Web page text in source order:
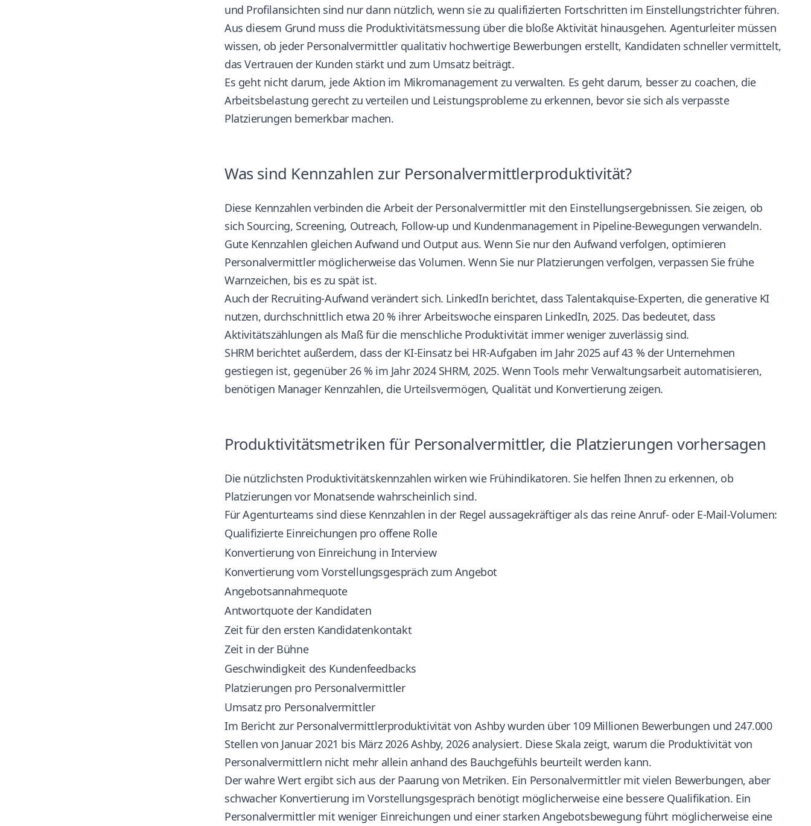
und Profilansichten sind nur dann nützlich, wenn sie zu qualifizierten Fortschritten im Einstellungstrichter führen.
Aus diesem Grund muss die Produktivitätsmessung über die bloße Aktivität hinausgehen. Agenturleiter müssen
wissen, ob jeder Personalvermittler qualitativ hochwertige Bewerbungen erstellt, Kandidaten schneller vermittelt,
das Vertrauen der Kunden stärkt und zum Umsatz beiträgt.
Es geht nicht darum, jede Aktion im Mikromanagement zu verwalten. Es geht darum, besser zu coachen, die
Arbeitsbelastung gerecht zu verteilen und Leistungsprobleme zu erkennen, bevor sie sich als verpasste
Platzierungen bemerkbar machen.
Was sind Kennzahlen zur Personalvermittlerproduktivität?
Diese Kennzahlen verbinden die Arbeit der Personalvermittler mit den Einstellungsergebnissen. Sie zeigen, ob
sich Sourcing, Screening, Outreach, Follow-up und Kundenmanagement in Pipeline-Bewegungen verwandeln.
Gute Kennzahlen gleichen Aufwand und Output aus. Wenn Sie nur den Aufwand verfolgen, optimieren
Personalvermittler möglicherweise das Volumen. Wenn Sie nur Platzierungen verfolgen, verpassen Sie frühe
Warnzeichen, bis es zu spät ist.
Auch der Recruiting-Aufwand verändert sich. LinkedIn berichtet, dass Talentakquise-Experten, die generative KI
nutzen, durchschnittlich etwa 20 % ihrer Arbeitswoche einsparen LinkedIn, 2025. Das bedeutet, dass
Aktivitätszählungen als Maß für die menschliche Produktivität immer weniger zuverlässig sind.
SHRM berichtet außerdem, dass der KI-Einsatz bei HR-Aufgaben im Jahr 2025 auf 43 % der Unternehmen
gestiegen ist, gegenüber 26 % im Jahr 2024 SHRM, 2025. Wenn Tools mehr Verwaltungsarbeit automatisieren,
benötigen Manager Kennzahlen, die Urteilsvermögen, Qualität und Konvertierung zeigen.
Produktivitätsmetriken für Personalvermittler, die Platzierungen vorhersagen
Die nützlichsten Produktivitätskennzahlen wirken wie Frühindikatoren. Sie helfen Ihnen zu erkennen, ob
Platzierungen vor Monatsende wahrscheinlich sind.
Für Agenturteams sind diese Kennzahlen in der Regel aussagekräftiger als das reine Anruf- oder E-Mail-Volumen:
Qualifizierte Einreichungen pro offene Rolle
Konvertierung von Einreichung in Interview
Konvertierung vom Vorstellungsgespräch zum Angebot
Angebotsannahmequote
Antwortquote der Kandidaten
Zeit für den ersten Kandidatenkontakt
Zeit in der Bühne
Geschwindigkeit des Kundenfeedbacks
Platzierungen pro Personalvermittler
Umsatz pro Personalvermittler
Im Bericht zur Personalvermittlerproduktivität von Ashby wurden über 109 Millionen Bewerbungen und 247.000
Stellen von Januar 2021 bis März 2026Ashby, 2026analysiert. Diese Skala zeigt, warum die Produktivität von
Personalvermittlern nicht mehr allein anhand des Bauchgefühls beurteilt werden kann.
Der wahre Wert ergibt sich aus der Paarung von Metriken. Ein Personalvermittler mit vielen Bewerbungen, aber
schwacher Konvertierung im Vorstellungsgespräch benötigt möglicherweise eine bessere Qualifikation. Ein
Personalvermittler mit weniger Einreichungen und einer starken Angebotsbewegung führt möglicherweise eine